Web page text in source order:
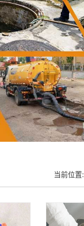
当前位置: